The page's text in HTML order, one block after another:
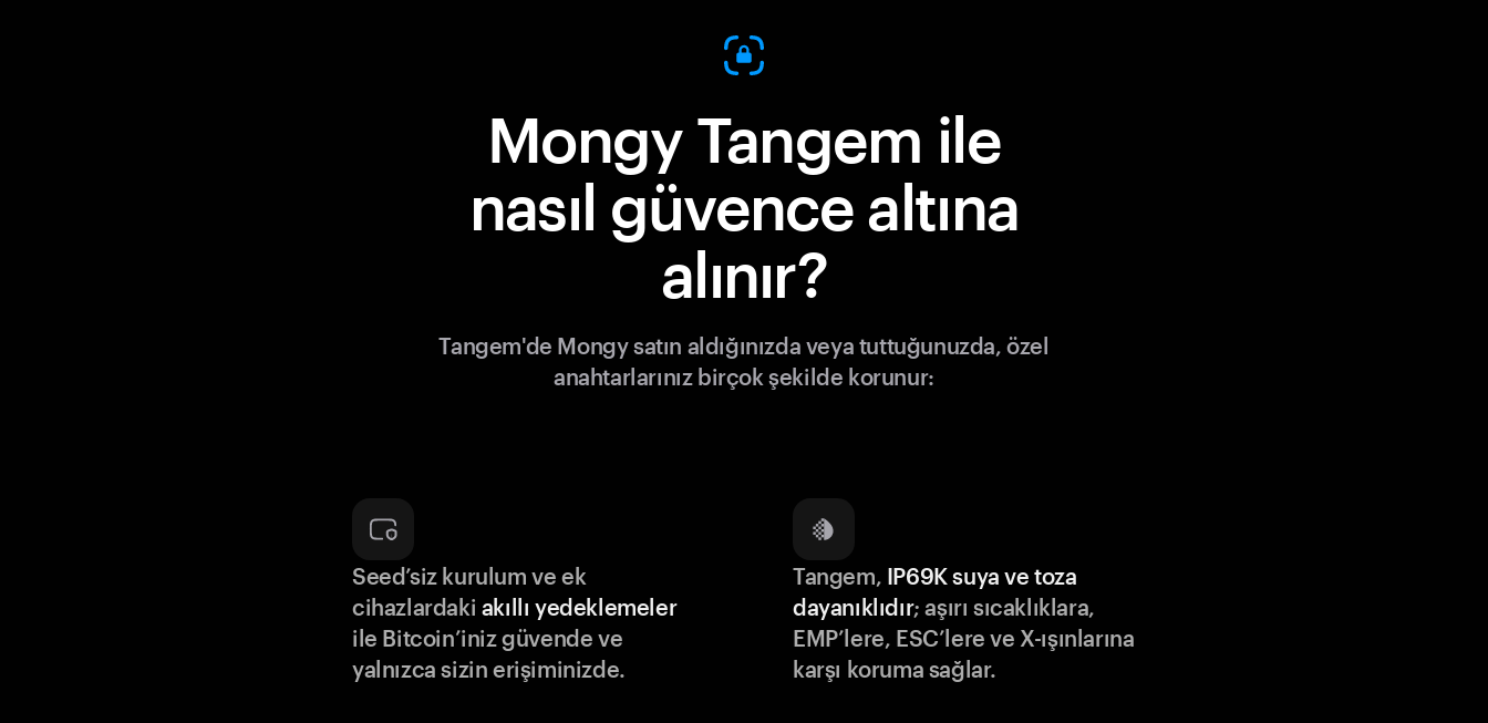
Mongy Tangem ile
nasıl güvence altına
alınır?
Tangem'de Mongy satın aldığınızda veya tuttuğunuzda, özel
anahtarlarınız birçok şekilde korunur:
Seed’siz kurulum ve ek
cihazlardaki akıllı yedeklemeler
ile Bitcoin’iniz güvende ve
yalnızca sizin erişiminizde.
Tangem, IP69K suya ve toza
dayanıklıdır; aşırı sıcaklıklara,
EMP’lere, ESC’lere ve X-ışınlarına
karşı koruma sağlar.